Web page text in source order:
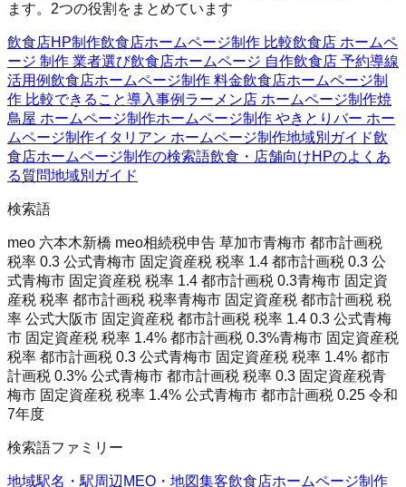
ます。2つの役割をまとめています
飲食店HP制作飲食店ホームページ制作 比較飲食店 ホームペ
ージ 制作 業者選び飲食店ホームページ 自作飲食店 予約導線
活用例飲食店ホームページ制作 料金飲食店ホームページ制
作 比較できること導入事例 ラーメン店 ホームページ制作焼
鳥屋 ホームページ制作ホームページ制作 やきとり バー ホー
ムページ制作イタリアン ホームページ制作地域別ガイド飲
食店ホームページ制作の検索語飲食・店舗向けHPのよくあ
る質問地域別ガイド
検索語
meo 六本木新橋 meo相続税申告 草加市青梅市 都市計画税
税率 0.3 公式青梅市 固定資産税 税率 1.4 都市計画税 0.3 公
式青梅市 固定資産税 税率 1.4 都市計画税 0.3青梅市 固定資
産税 税率 都市計画税 税率青梅市 固定資産税 都市計画税 税
率 公式大阪市 固定資産税 都市計画税 税率 1.4 0.3 公式青梅
市 固定資産税 税率 1.4% 都市計画税 0.3%青梅市 固定資産税
税率 都市計画税 0.3 公式青梅市 固定資産税 税率 1.4% 都市
計画税 0.3% 公式青梅市 都市計画税 税率 0.3 固定資産税青
梅市 固定資産税 税率 1.4% 公式青梅市 都市計画税 0.25 令和
7年度
検索語ファミリー
地域駅名・駅周辺 MEO・地図集客飲食店ホームページ制作